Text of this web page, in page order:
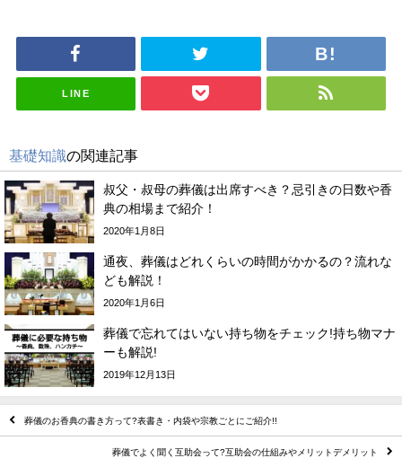
LINE
基礎知識の関連記事
叔父・叔母の葬儀は出席すべき？忌引きの日数や香
典の相場まで紹介！
2020年1月8日
通夜、葬儀はどれくらいの時間がかかるの？流れな
ども解説！
2020年1月6日
葬儀で忘れてはいない持ち物をチェック!持ち物マナ
ーも解説!
2019年12月13日
葬儀のお香典の書き方って?表書き・内袋や宗教ごとにご紹介!!
葬儀でよく聞く互助会って?互助会の仕組みやメリットデメリット